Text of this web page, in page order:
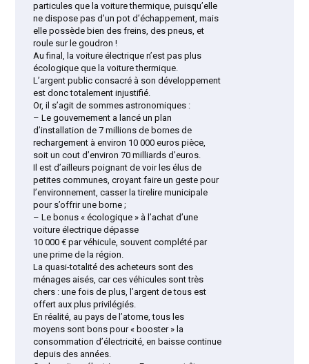
particules que la voiture thermique, puisqu’elle
ne dispose pas d’un pot d’échappement, mais
elle possède bien des freins, des pneus, et
roule sur le goudron !
Au final, la voiture électrique n’est pas plus
écologique que la voiture thermique.
L’argent public consacré à son développement
est donc totalement injustifié.
Or, il s’agit de sommes astronomiques :
– Le gouvernement a lancé un plan
d’installation de 7 millions de bornes de
rechargement à environ 10 000 euros pièce,
soit un cout d’environ 70 milliards d’euros.
Il est d’ailleurs poignant de voir les élus de
petites communes, croyant faire un geste pour
l’environnement, casser la tirelire municipale
pour s’offrir une borne ;
– Le bonus « écologique » à l’achat d’une
voiture électrique dépasse
10 000 € par véhicule, souvent complété par
une prime de la région.
La quasi-totalité des acheteurs sont des
ménages aisés, car ces véhicules sont très
chers : une fois de plus, l’argent de tous est
offert aux plus privilégiés.
En réalité, au pays de l’atome, tous les
moyens sont bons pour « booster » la
consommation d’électricité, en baisse continue
depuis des années.